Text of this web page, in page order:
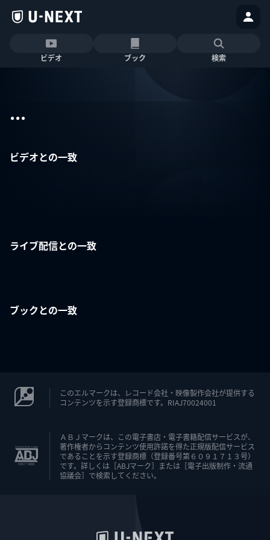
ビデオ ブック 検索
...
ビデオとの一致
ライブ配信との一致
ブックとの一致
このエルマークは、レコード会社・映像製作会社が提供する
コンテンツを示す登録商標です。RIAJ70024001
ＡＢＪマークは、この電子書店・電子書籍配信サービスが、
著作権者からコンテンツ使用許諾を得た正規版配信サービス
であることを示す登録商標（登録番号第６０９１７１３号）
です。詳しくは［ABJマーク］または［電子出版制作・流通
協議会］で検索してください。